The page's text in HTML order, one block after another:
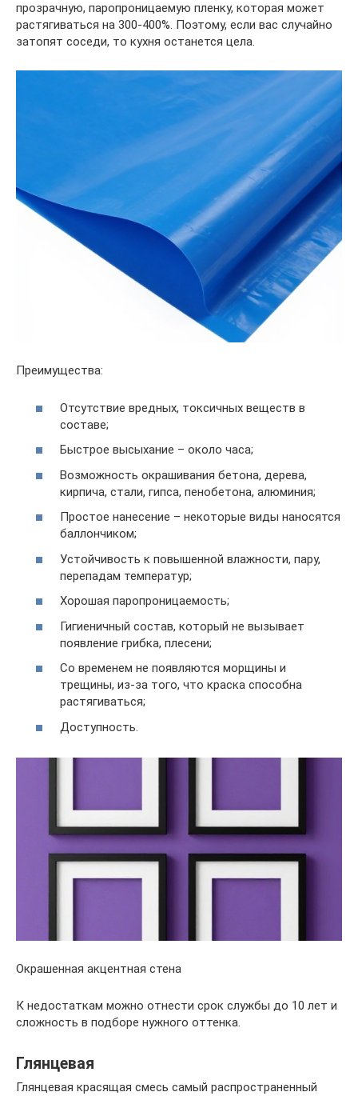
прозрачную, паропроницаемую пленку, которая может
растягиваться на 300-400%. Поэтому, если вас случайно
затопят соседи, то кухня останется цела.
Преимущества:
Отсутствие вредных, токсичных веществ в
составе;
Быстрое высыхание – около часа;
Возможность окрашивания бетона, дерева,
кирпича, стали, гипса, пенобетона, алюминия;
Простое нанесение – некоторые виды наносятся
баллончиком;
Устойчивость к повышенной влажности, пару,
перепадам температур;
Хорошая паропроницаемость;
Гигиеничный состав, который не вызывает
появление грибка, плесени;
Со временем не появляются морщины и
трещины, из-за того, что краска способна
растягиваться;
Доступность.
Окрашенная акцентная стена
К недостаткам можно отнести срок службы до 10 лет и
сложность в подборе нужного оттенка.
Глянцевая
Глянцевая красящая смесь самый распространенный